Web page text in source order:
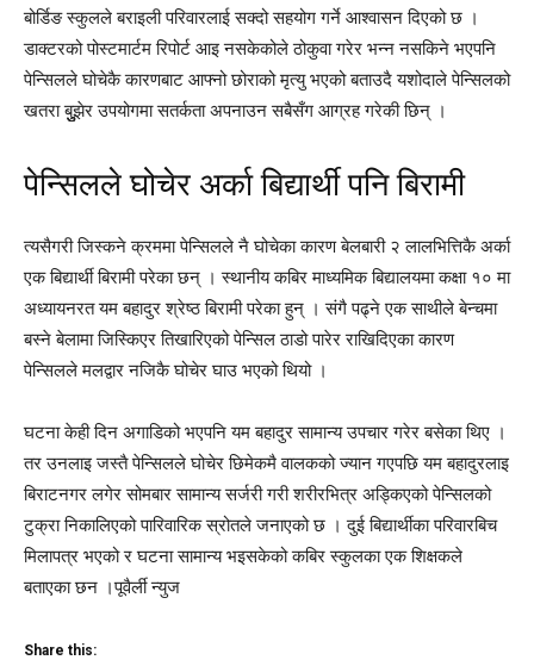
बोर्डिङ स्कुलले बराइली परिवारलाई सक्दो सहयोग गर्ने आश्वासन दिएको छ ।
डाक्टरको पोस्टमार्टम रिपोर्ट आइ नसकेकोले ठोकुवा गरेर भन्न नसकिने भएपनि
पेन्सिलले घोचेकै कारणबाट आफ्नो छोराको मृत्यु भएको बताउदै यशोदाले पेन्सिलको
खतरा बुुुुझेर उपयोगमा सतर्कता अपनाउन सबैसँग आग्रह गरेकी छिन् ।
पेन्सिलले घोचेर अर्का बिद्यार्थी पनि बिरामी
त्यसैगरी जिस्कने क्रममा पेन्सिलले नै घोचेका कारण बेलबारी २ लालभित्तिकै अर्का
एक बिद्यार्थी बिरामी परेका छन् । स्थानीय कबिर माध्यमिक बिद्यालयमा कक्षा १० मा
अध्यायनरत यम बहादुर श्रेष्ठ बिरामी परेका हुन् । संगै पढ्ने एक साथीले बेन्चमा
बस्ने बेलामा जिस्किएर तिखारिएको पेन्सिल ठाडो पारेर राखिदिएका कारण
पेन्सिलले मलद्वार नजिकै घोचेर घाउ भएको थियो ।
घटना केही दिन अगाडिको भएपनि यम बहादुर सामान्य उपचार गरेर बसेका थिए ।
तर उनलाइ जस्तै पेन्सिलले घोचेर छिमेकमै वालकको ज्यान गएपछि यम बहादुरलाइ
बिराटनगर लगेर सोमबार सामान्य सर्जरी गरी शरीरभित्र अड्किएको पेन्सिलको
टुक्रा निकालिएको पारिवारिक स्रोतले जनाएको छ । दुई बिद्यार्थीका परिवारबिच
मिलापत्र भएको र घटना सामान्य भइसकेको कबिर स्कुलका एक शिक्षकले
बताएका छन ।पूवैर्ली न्युज
Share this: